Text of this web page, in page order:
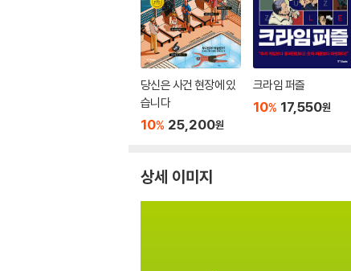
당신은 사건 현장에 있
습니다
10% 25,200원
크라임 퍼즐
10% 17,550원
상세 이미지